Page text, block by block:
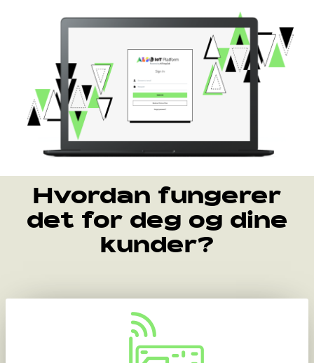
Hvordan fungerer
det for deg og dine
kunder?